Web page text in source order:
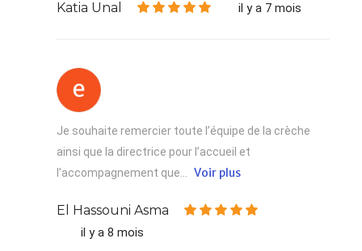
Katia Unal il y a 7 mois
Je souhaite remercier toute l’équipe de la crèche
ainsi que la directrice pour l’accueil et
l’accompagnement que... Voir plus
El Hassouni Asma
il y a 8 mois